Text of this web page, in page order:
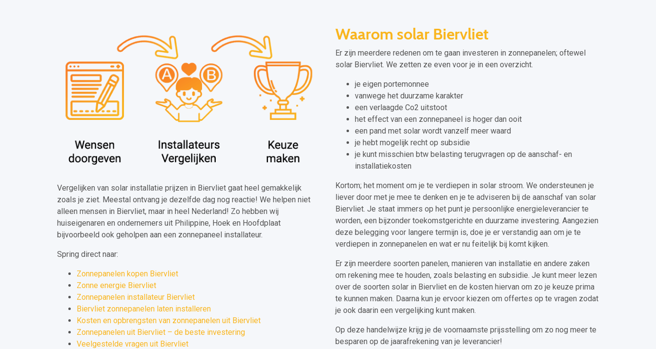
Vergelijken van solar installatie prijzen in Biervliet gaat heel gemakkelijk
zoals je ziet. Meestal ontvang je dezelfde dag nog reactie! We helpen niet
alleen mensen in Biervliet, maar in heel Nederland! Zo hebben wij
huiseigenaren en ondernemers uit Philippine, Hoek en Hoofdplaat
bijvoorbeeld ook geholpen aan een zonnepaneel installateur.
Spring direct naar:
Zonnepanelen kopen Biervliet
Zonne energie Biervliet
Zonnepanelen installateur Biervliet
Biervliet zonnepanelen laten installeren
Kosten en opbrengsten van zonnepanelen uit Biervliet
Zonnepanelen uit Biervliet – de beste investering
Veelgestelde vragen uit Biervliet
Waarom solar Biervliet
Er zijn meerdere redenen om te gaan investeren in zonnepanelen; oftewel
solar Biervliet. We zetten ze even voor je in een overzicht.
je eigen portemonnee
vanwege het duurzame karakter
een verlaagde Co2 uitstoot
het effect van een zonnepaneel is hoger dan ooit
een pand met solar wordt vanzelf meer waard
je hebt mogelijk recht op subsidie
je kunt misschien btw belasting terugvragen op de aanschaf- en
installatiekosten
Kortom; het moment om je te verdiepen in solar stroom. We ondersteunen je
liever door met je mee te denken en je te adviseren bij de aanschaf van solar
Biervliet. Je staat immers op het punt je persoonlijke energieleverancier te
worden, een bijzonder toekomstgerichte en duurzame investering. Aangezien
deze belegging voor langere termijn is, doe je er verstandig aan om je te
verdiepen in zonnepanelen en wat er nu feitelijk bij komt kijken.
Er zijn meerdere soorten panelen, manieren van installatie en andere zaken
om rekening mee te houden, zoals belasting en subsidie. Je kunt meer lezen
over de soorten solar in Biervliet en de kosten hiervan om zo je keuze prima
te kunnen maken. Daarna kun je ervoor kiezen om offertes op te vragen zodat
je ook daarin een vergelijking kunt maken.
Op deze handelwijze krijg je de voornaamste prijsstelling om zo nog meer te
besparen op de jaarafrekening van je leverancier!